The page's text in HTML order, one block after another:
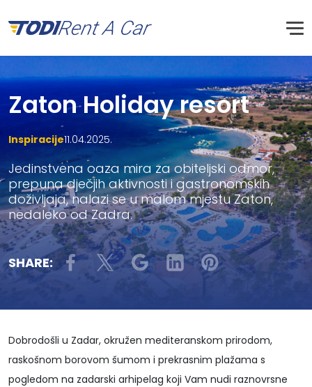
Zaton Holiday resort
Inspiracije11.04.2025.
Jedinstvena oaza mira za obiteljski odmor,
prepuna dječjih aktivnosti i gastronomskih
doživljaja, nalazi se u malom mjestu Zaton,
nedaleko od Zadra.
SHARE:
Dobrodošli u Zadar, okružen mediteranskom prirodom,
raskošnom borovom šumom i prekrasnim plažama s
pogledom na zadarski arhipelag koji Vam nudi raznovrsne